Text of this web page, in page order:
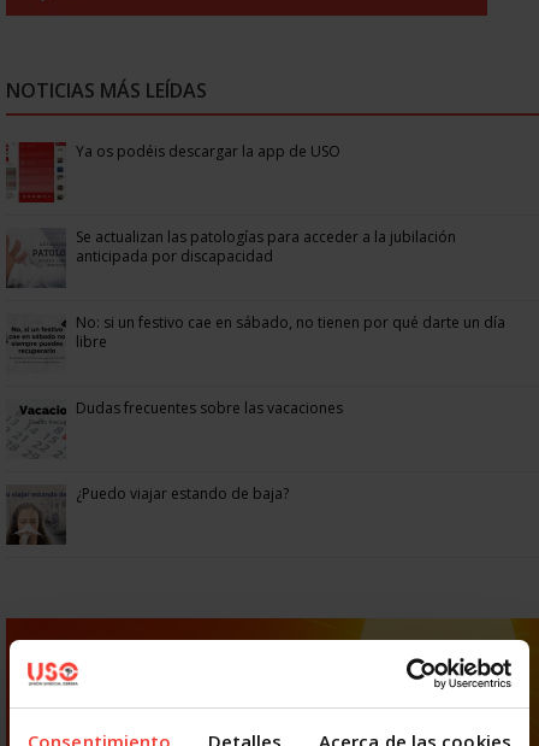
Consentimiento Detalles Acerca de las cookies
NOTICIAS MÁS LEÍDAS
Ya os podéis descargar la app de USO
Se actualizan las patologías para acceder a la jubilación
anticipada por discapacidad
No: si un festivo cae en sábado, no tienen por qué darte un día
libre
Dudas frecuentes sobre las vacaciones
¿Puedo viajar estando de baja?